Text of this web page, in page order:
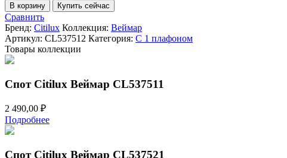
Спот
Citilux
Веймар
CL537512
В корзину Купить сейчас
Сравнить
Бренд: Citilux Коллекция: Веймар
Артикул: CL537512 Категория: С 1 плафоном
Товары коллекции
Спот Citilux Веймар CL537511
2 490,00 ₽
Подробнее
Спот Citilux Веймар CL537521